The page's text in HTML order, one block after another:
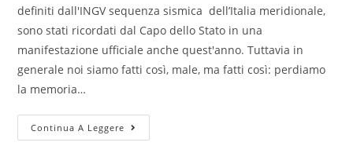
definiti dall'INGV sequenza sismica dell’Italia meridionale,
sono stati ricordati dal Capo dello Stato in una
manifestazione ufficiale anche quest'anno. Tuttavia in
generale noi siamo fatti così, male, ma fatti così: perdiamo
la memoria…
Continua A Leggere